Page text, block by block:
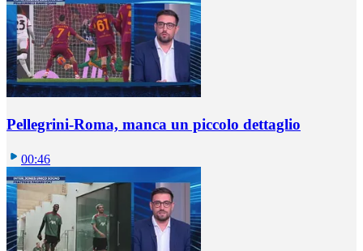
Pellegrini-Roma, manca un piccolo dettaglio
00:46